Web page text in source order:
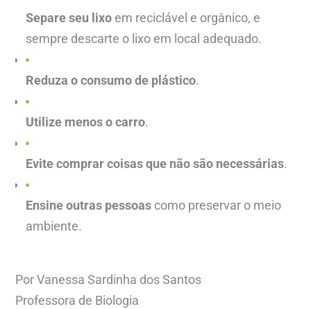
Separe seu lixo em reciclável e orgânico, e
sempre descarte o lixo em local adequado.
Reduza o consumo de plástico.
Utilize menos o carro.
Evite comprar coisas que não são necessárias.
Ensine outras pessoas como preservar o meio
ambiente.
Por Vanessa Sardinha dos Santos
Professora de Biologia